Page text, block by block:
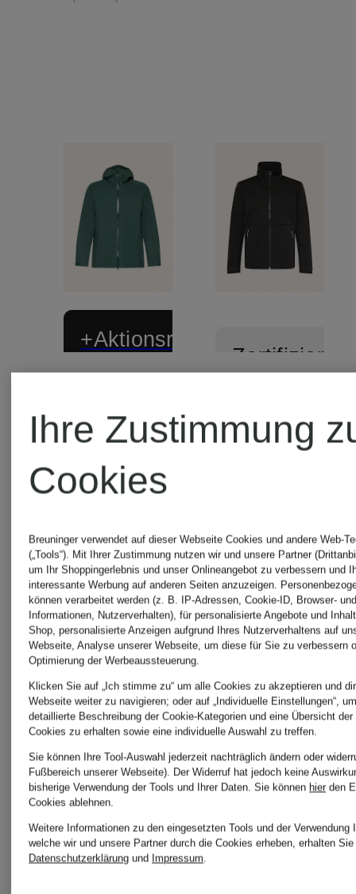
+Aktionsrabatt
Performance
Jacke
TREELINE
179,99 €
Bestpreis:
152,99 €
Ursprünglich:
250 €
Zertifiziert
FRACON
ab
Ihre Zustimmung
Cookies
Breuninger verwendet auf dieser Webseite Cookies und andere Web-
(„Tools“). Mit Ihrer Zustimmung nutzen wir und unsere Partner
um Ihr Shoppingerlebnis und unser Onlineangebot zu verbessern und
interessante Werbung auf anderen Seiten anzuzeigen.
können verarbeitet werden (z. B. IP-Adressen, Cookie-ID, Browser-
Informationen, Nutzerverhalten), für personalisierte Angebote und
Shop, personalisierte Anzeigen aufgrund Ihres Nutzerverhaltens auf
Webseite, Analyse unserer Webseite, um diese für Sie zu verbessern
Optimierung der Werbeaussteuerung.
Klicken Sie auf „Ich stimme zu“ um alle Cookies zu akzeptieren und
Webseite weiter zu navigieren; oder auf „Individuelle Einstellungen“,
detaillierte Beschreibung der Cookie-Kategorien und eine Übersicht
Cookies zu erhalten sowie eine individuelle Auswahl zu treffen.
Sie können Ihre Tool-Auswahl jederzeit nachträglich ändern oder
Fußbereich unserer Webseite). Der Widerruf hat jedoch keine
bisherige Verwendung der Tools und Ihrer Daten. Sie können hier den
Cookies ablehnen.
Weitere Informationen zu den eingesetzten Tools und der Verwendung
welche wir und unsere Partner durch die Cookies erheben, erhalten
Datenschutzerklärung und Impressum.